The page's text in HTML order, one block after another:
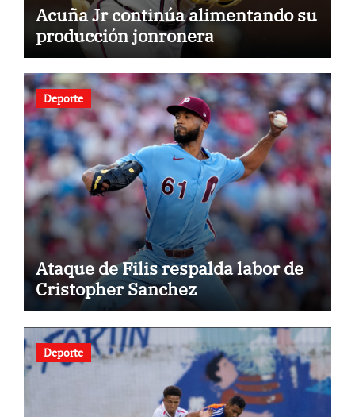
Acuña Jr continúa alimentando su
producción jonronera
Deporte
Ataque de Filis respalda labor de
Cristopher Sanchez
Deporte